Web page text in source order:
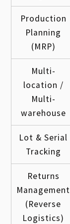
Production
Planning
(MRP)
Multi-
location /
Multi-
warehouse
Lot & Serial
Tracking
Returns
Management
(Reverse
Logistics)